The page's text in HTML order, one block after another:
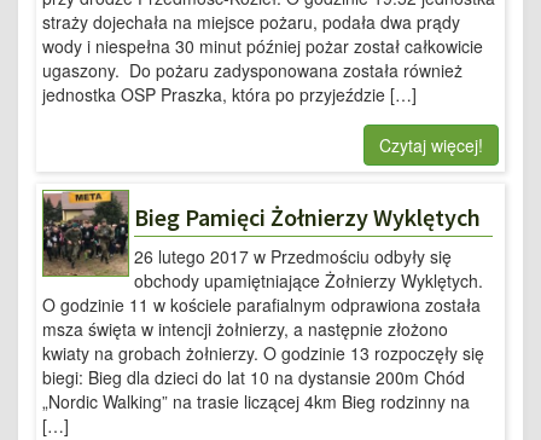
straży dojechała na miejsce pożaru, podała dwa prądy
wody i niespełna 30 minut później pożar został całkowicie
ugaszony. Do pożaru zadysponowana została również
jednostka OSP Praszka, która po przyjeździe […]
Czytaj więcej!
Bieg Pamięci Żołnierzy Wyklętych
26 lutego 2017 w Przedmościu odbyły się
obchody upamiętniające Żołnierzy Wyklętych.
O godzinie 11 w kościele parafialnym odprawiona została
msza święta w intencji żołnierzy, a następnie złożono
kwiaty na grobach żołnierzy. O godzinie 13 rozpoczęły się
biegi: Bieg dla dzieci do lat 10 na dystansie 200m Chód
„Nordic Walking” na trasie liczącej 4km Bieg rodzinny na
[…]